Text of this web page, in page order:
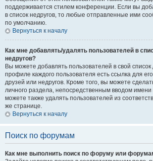
поддерживается стилем конференции. Если вы
в список недругов, то любые отправленные ими
по умолчанию.
Вернуться к началу
Как мне добавлять/удалять пользователей в
недругов?
Вы можете добавлять пользователей в свой
профиле каждого пользователя есть ссылка для
друзей или недругов. Кроме того, вы можете
личного раздела, непосредственным вводом
можете также удалять пользователей из
же странице.
Вернуться к началу
Поиск по форумам
Как мне выполнить поиск по форуму или